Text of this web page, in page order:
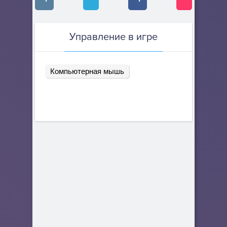
Управление в игре
Компьютерная мышь